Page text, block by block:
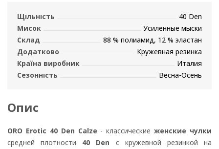
Щільність
40 Den
Мисок
Усиленные мыски
Склад
88 % полиамид, 12 % эластан
Додатково
Кружевная резинка
Країна виробник
Италия
Сезонність
Весна-Осень
Опис
ORO Erotic 40 Den Calze - классическиеженские чулки
средней плотности 40 Den с кружевной резинкой на